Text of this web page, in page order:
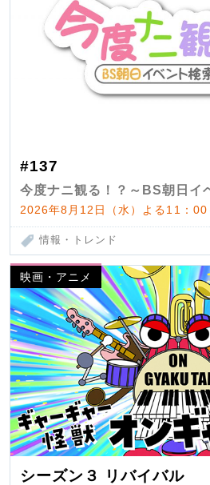
#137
今度ナニ観る！？～BS朝日イ
2026年8月12日（水）よる11：
情報・トレンド
映画・アニメ
シーズン３ リバイバル